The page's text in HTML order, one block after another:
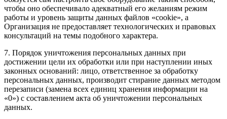
чтобы оно обеспечивало адекватный его желаниям режим
работы и уровень защиты данных файлов «cookie», а
Организация не предоставляет технологических и правовых
консультаций на темы подобного характера.
7. Порядок уничтожения персональных данных при
достижении цели их обработки или при наступлении иных
законных оснований: лицо, ответственное за обработку
персональных данных, производит стирание данных методом
перезаписи (замена всех единиц хранения информации на
«0») с составлением акта об уничтожении персональных
данных.